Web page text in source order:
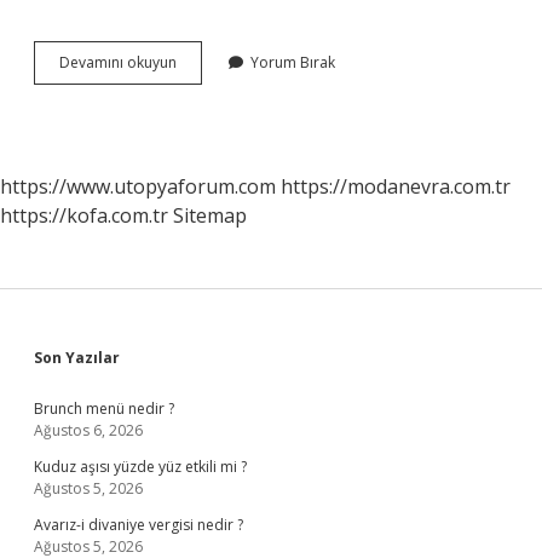
Devamını okuyun
Cümlesi
Yorum Bırak
https://www.utopyaforum.com https://modanevra.com.tr
https://kofa.com.trSitemap
Sidebar
Son Yazılar
Brunch menü nedir ?
Ağustos 6, 2026
Kuduz aşısı yüzde yüz etkili mi ?
Ağustos 5, 2026
Avarız-i divaniye vergisi nedir ?
Ağustos 5, 2026